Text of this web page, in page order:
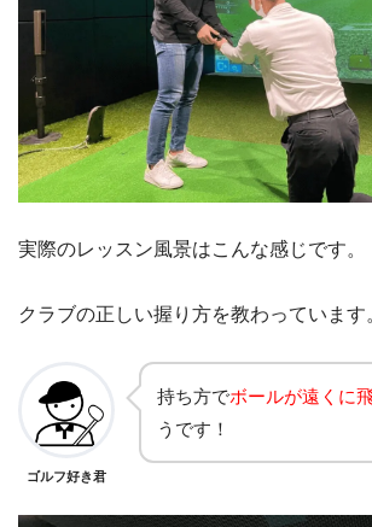
実際のレッスン風景はこんな感じです。
クラブの正しい握り方を教わっています
ゴルフ好き君
持ち方でボールが遠くに
うです！